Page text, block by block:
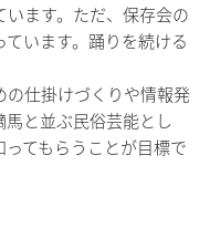
ます。ただ、保存会の
います。踊りを続ける
仕掛けづくりや情報発
と並ぶ民俗芸能とし
てもらうことが目標で